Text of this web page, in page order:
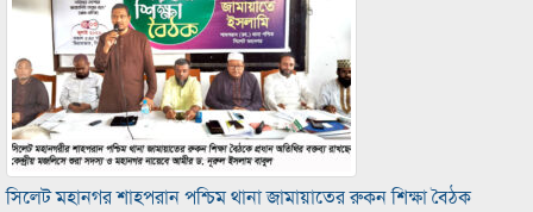
সিলেট মহানগর শাহপরান পশ্চিম থানা জামায়াতের রুকন শিক্ষা বৈঠক